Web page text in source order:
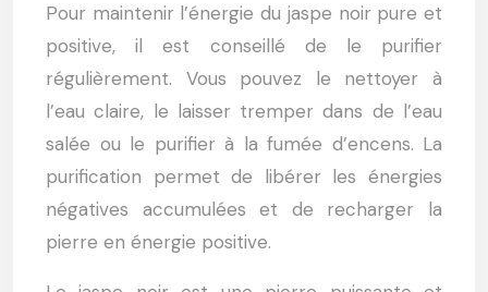
Pour maintenir l’énergie du jaspe noir pure et
positive, il est conseillé de le purifier
régulièrement. Vous pouvez le nettoyer à
l’eau claire, le laisser tremper dans de l’eau
salée ou le purifier à la fumée d’encens. La
purification permet de libérer les énergies
négatives accumulées et de recharger la
pierre en énergie positive.